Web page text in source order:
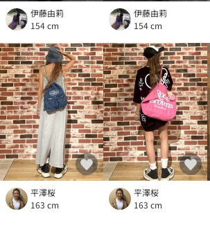
伊藤由莉
154 cm
伊藤由莉
154 cm
平澤桜
163 cm
平澤桜
163 cm